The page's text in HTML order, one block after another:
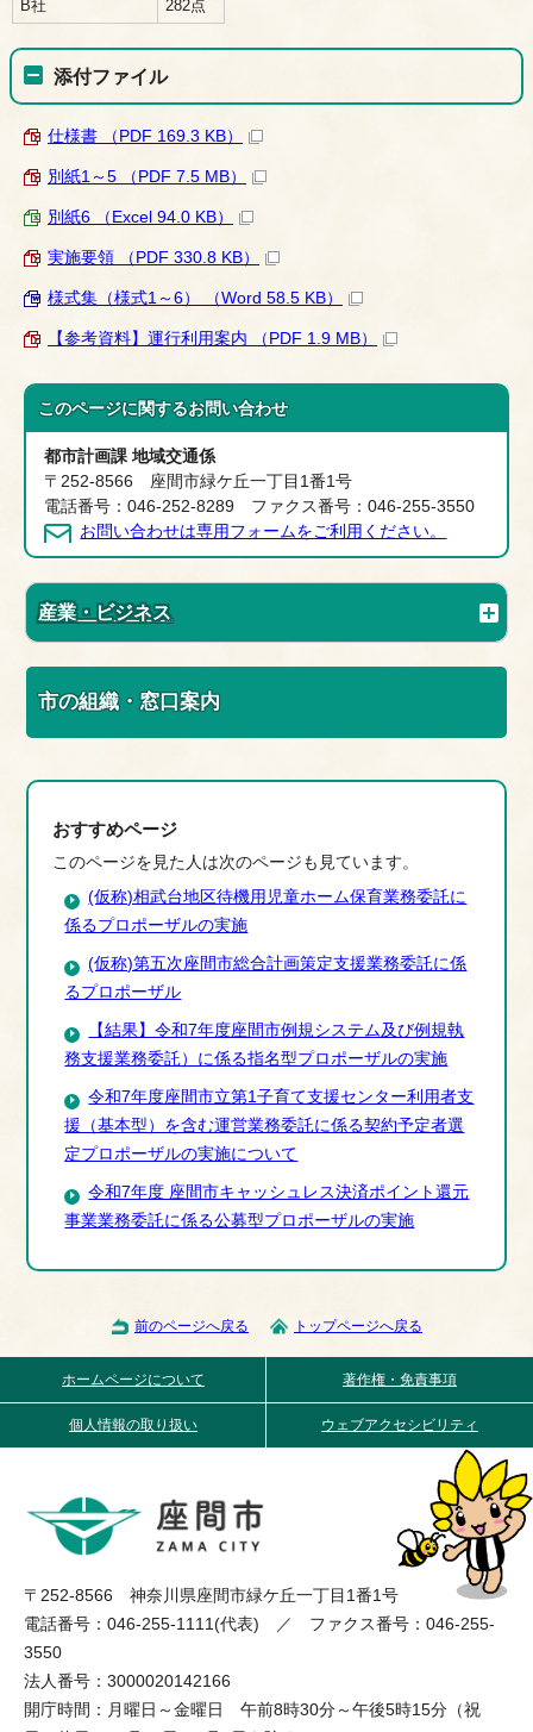
B社 282点
添付ファイル
仕様書 （PDF 169.3 KB）
別紙1～5 （PDF 7.5 MB）
別紙6 （Excel 94.0 KB）
実施要領 （PDF 330.8 KB）
様式集（様式1～6） （Word 58.5 KB）
【参考資料】運行利用案内 （PDF 1.9 MB）
このページに関するお問い合わせ
都市計画課 地域交通係
〒252-8566 座間市緑ケ丘一丁目1番1号
電話番号：046-252-8289 ファクス番号：046-255-3550
お問い合わせは専用フォームをご利用ください。
産業・ビジネス
市の組織・窓口案内
おすすめページ
このページを見た人は次のページも見ています。
(仮称)相武台地区待機用児童ホーム保育業務委託に
係るプロポーザルの実施
(仮称)第五次座間市総合計画策定支援業務委託に係
るプロポーザル
【結果】令和7年度座間市例規システム及び例規執
務支援業務委託）に係る指名型プロポーザルの実施
令和7年度座間市立第1子育て支援センター利用者支
援（基本型）を含む運営業務委託に係る契約予定者選
定プロポーザルの実施について
令和7年度 座間市キャッシュレス決済ポイント還元
事業業務委託に係る公募型プロポーザルの実施
前のページへ戻る トップページへ戻る
ホームページについて 著作権・免責事項
個人情報の取り扱い ウェブアクセシビリティ
〒252-8566 神奈川県座間市緑ケ丘一丁目1番1号
電話番号：046-255-1111(代表) ／ ファクス番号：046-255-
3550
法人番号：3000020142166
開庁時間：月曜日～金曜日 午前8時30分～午後5時15分（祝